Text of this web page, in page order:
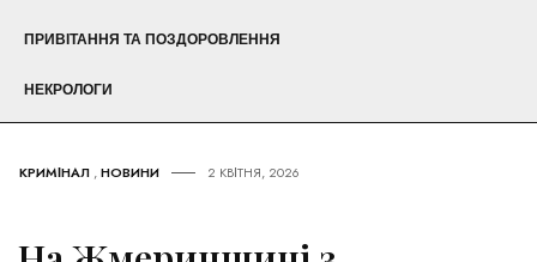
ПРИВІТАННЯ ТА ПОЗДОРОВЛЕННЯ
НЕКРОЛОГИ
КРИМІНАЛ ,НОВИНИ 2 КВІТНЯ, 2026